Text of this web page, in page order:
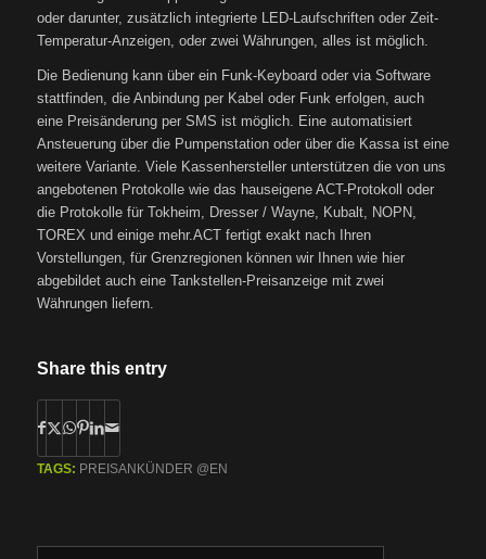
oder darunter, zusätzlich integrierte LED-Laufschriften oder Zeit-
Temperatur-Anzeigen, oder zwei Währungen, alles ist möglich.
Die Bedienung kann über ein Funk-Keyboard oder via Software
stattfinden, die Anbindung per Kabel oder Funk erfolgen, auch
eine Preisänderung per SMS ist möglich. Eine automatisiert
Ansteuerung über die Pumpenstation oder über die Kassa ist eine
weitere Variante. Viele Kassenhersteller unterstützen die von uns
angebotenen Protokolle wie das hauseigene ACT-Protokoll oder
die Protokolle für Tokheim, Dresser / Wayne, Kubalt, NOPN,
TOREX und einige mehr.ACT fertigt exakt nach Ihren
Vorstellungen, für Grenzregionen können wir Ihnen wie hier
abgebildet auch eine Tankstellen-Preisanzeige mit zwei
Währungen liefern.
Share this entry
TAGS: PREISANKÜNDER @EN